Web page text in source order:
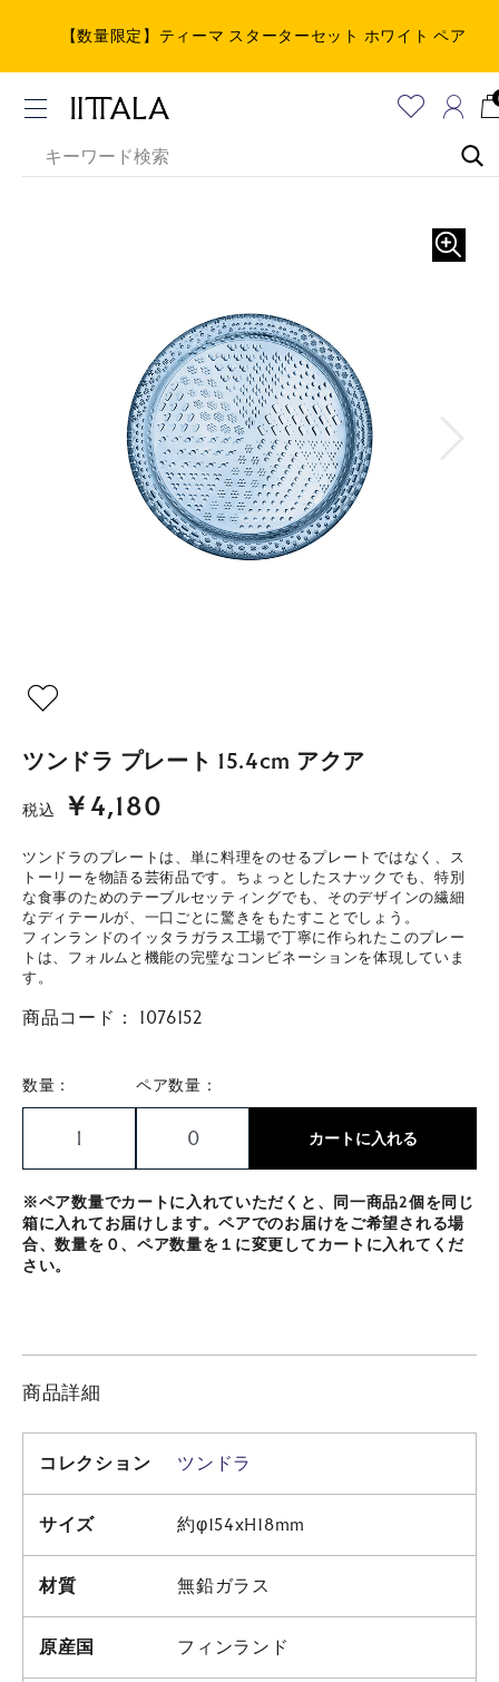
【数量限定】ティーマ スターターセット ホワイト ペア
ツンドラ プレート 15.4cm アクア
税込 ￥4,180
ツンドラのプレートは、単に料理をのせるプレートではなく、ス
トーリーを物語る芸術品です。ちょっとしたスナックでも、特別
な食事のためのテーブルセッティングでも、そのデザインの繊細
なディテールが、一口ごとに驚きをもたすことでしょう。
フィンランドのイッタラガラス工場で丁寧に作られたこのプレー
トは、フォルムと機能の完璧なコンビネーションを体現していま
す。
商品コード： 1076152
数量： ペア数量：
カートに入れる
※ペア数量でカートに入れていただくと、同一商品2個を同じ
箱に入れてお届けします。ペアでのお届けをご希望される場
合、数量を０、ペア数量を１に変更してカートに入れてくだ
さい。
商品詳細
コレクション ツンドラ
サイズ 約φ154xH18mm
材質 無鉛ガラス
原産国 フィンランド